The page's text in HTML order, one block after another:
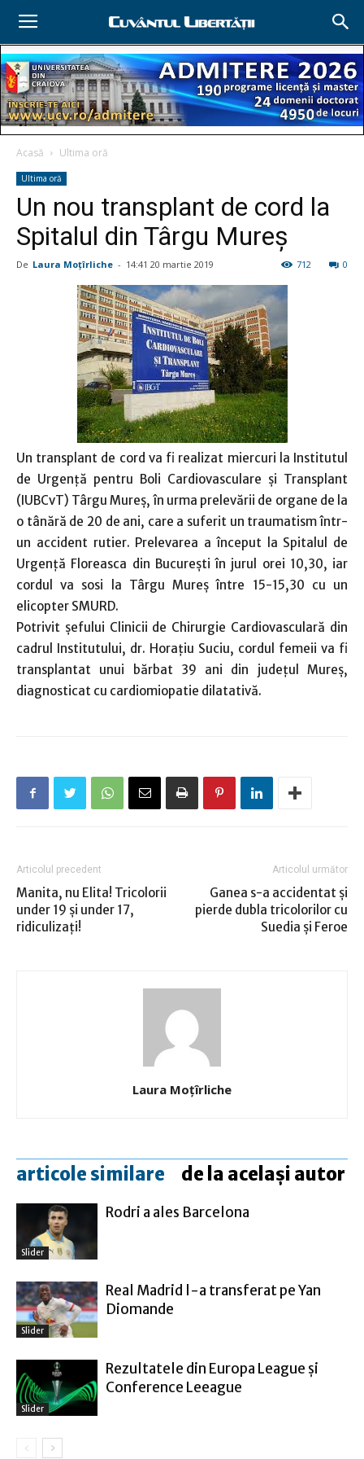
Acasă Ultima oră
Ultima oră
Un nou transplant de cord la
Spitalul din Târgu Mureș
De Laura Moţîrliche - 14:41 20 martie 2019 0
712
Un transplant de cord va fi realizat miercuri la Institutul
de Urgenţă pentru Boli Cardiovasculare şi Transplant
(IUBCvT) Târgu Mureş, în urma prelevării de organe de la
o tânără de 20 de ani, care a suferit un traumatism într-
un accident rutier. Prelevarea a început la Spitalul de
Urgenţă Floreasca din Bucureşti în jurul orei 10,30, iar
cordul va sosi la Târgu Mureş între 15-15,30 cu un
elicopter SMURD.
Potrivit şefului Clinicii de Chirurgie Cardiovasculară din
cadrul Institutului, dr. Horaţiu Suciu, cordul femeii va fi
transplantat unui bărbat 39 ani din judeţul Mureş,
diagnosticat cu cardiomiopatie dilatativă.
Articolul precedent
Manita, nu Elita! Tricolorii
under 19 şi under 17,
ridiculizaţi!
Articolul următor
Ganea s-a accidentat şi
pierde dubla tricolorilor cu
Suedia şi Feroe
Laura Moţîrliche
articole similare de la același autor
Slider
Rodri a ales Barcelona
Slider
Real Madrid l-a transferat pe Yan
Diomande
Slider
Rezultatele din Europa League şi
Conference Leeague